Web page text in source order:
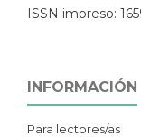
ISSN impreso:
INFORMACIÓN
Para lectores/as